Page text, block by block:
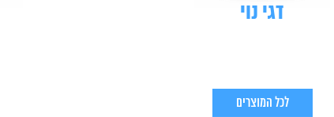
דגי נוי
לכל המוצרים